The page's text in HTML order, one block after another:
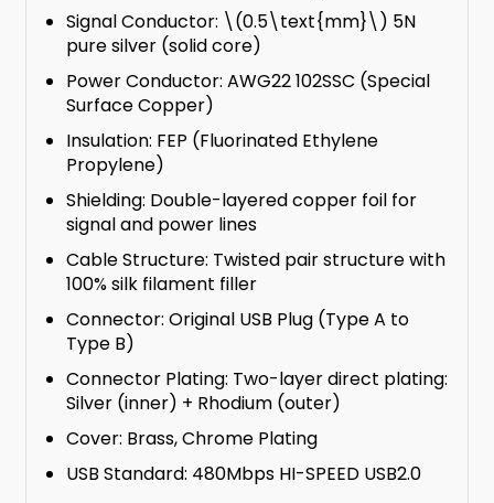
Signal Conductor: \(0.5\text{mm}\) 5N
pure silver (solid core)
Power Conductor: AWG22 102SSC (Special
Surface Copper)
Insulation: FEP (Fluorinated Ethylene
Propylene)
Shielding: Double-layered copper foil for
signal and power lines
Cable Structure: Twisted pair structure with
100% silk filament filler
Connector: Original USB Plug (Type A to
Type B)
Connector Plating: Two-layer direct plating:
Silver (inner) + Rhodium (outer)
Cover: Brass, Chrome Plating
USB Standard: 480Mbps HI-SPEED USB2.0